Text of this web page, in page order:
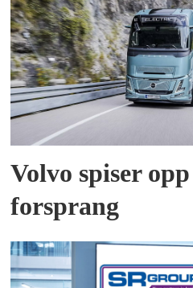
Volvo spiser
forsprang